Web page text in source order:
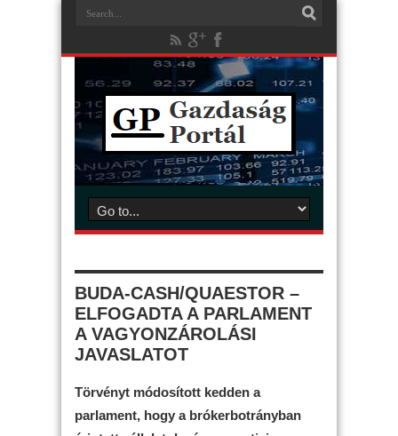
BUDA-CASH/QUAESTOR –
ELFOGADTA A PARLAMENT
A VAGYONZÁROLÁSI
JAVASLATOT
Törvényt módosított kedden a
parlament, hogy a brókerbotrányban